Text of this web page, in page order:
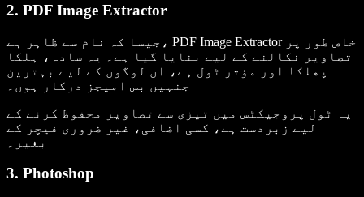
2. PDF Image Extractor
جیسا کہ نام سے ظاہر ہے، PDF Image Extractor خاص طور پر
تصاویر نکالنے کے لیے بنایا گیا ہے۔ یہ سادہ، ہلکا
پھلکا اور مؤثر ٹول ہے، ان لوگوں کے لیے بہترین
جنہیں بس امیجز درکار ہوں۔
یہ ٹول پروجیکٹس میں تیزی سے تصاویر محفوظ کرنے کے
لیے زبردست ہے، کسی اضافی، غیر ضروری فیچر کے
بغیر۔
3. Photoshop